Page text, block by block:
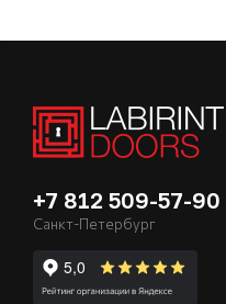
+7 812 509-57-90
Санкт-Петербург